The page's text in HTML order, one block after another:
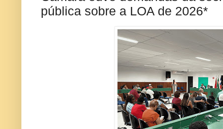
pública sobre a LOA de 2026*